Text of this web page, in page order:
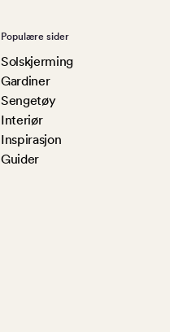
Populære sider
Solskjerming
Gardiner
Sengetøy
Interiør
Inspirasjon
Guider